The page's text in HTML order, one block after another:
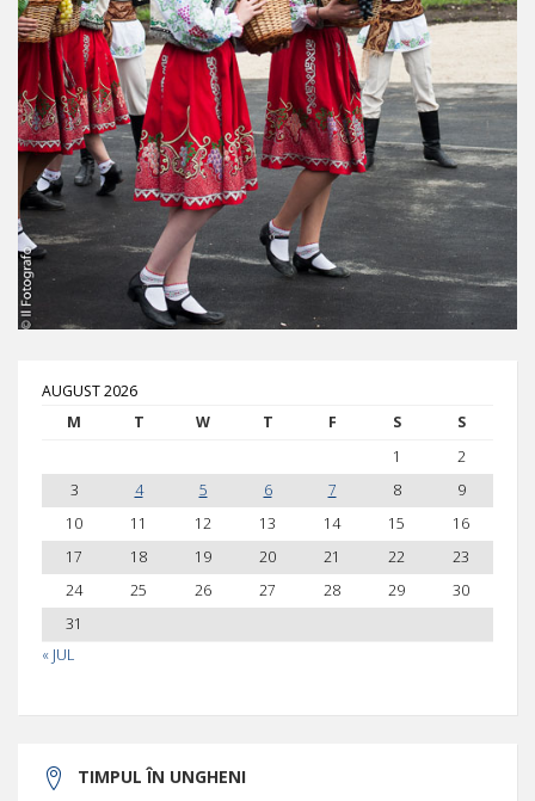
AUGUST 2026
M
T W T F S S
« JUL
1
2
3
4 5 6 7 8
9
10
11 12 13 14 15
16
17
18 19 20 21 22
23
24
25 26 27 28 29
30
31
TIMPUL ÎN UNGHENI